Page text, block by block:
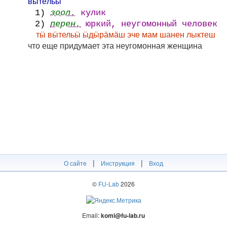
1) зоол. кулик
2)
перен. юркий, неугомонный человек
тӹ вӹтельӹ ӹдӹрӓмӓш эче мам шанен лыктеш
что еще придумает эта неугомонная женщина
О сайте | Инструкция | Вход
© FU-Lab2026
Email:komi@fu-lab.ru